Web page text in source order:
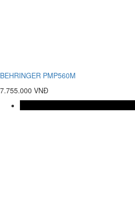
BEHRINGER PMP560M
7.755.000 VNĐ